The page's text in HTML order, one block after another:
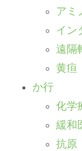
アミ
イン
遠隔
黄疸
か行
化学
緩和
抗原